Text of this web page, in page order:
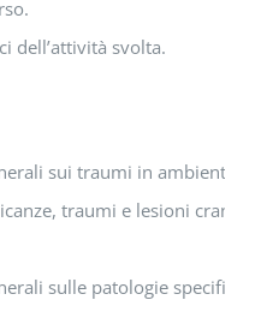
dell’attività svolta.
sui traumi in ambiente
traumi e lesioni
sulle patologie